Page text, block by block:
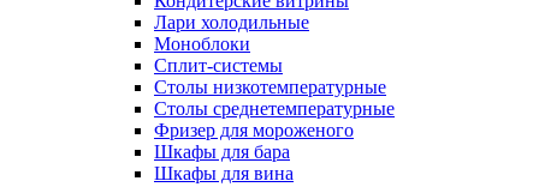
Лари холодильные
Моноблоки
Сплит-системы
Столы низкотемпературные
Столы среднетемпературные
Фризер для мороженого
Шкафы для бара
Шкафы для вина